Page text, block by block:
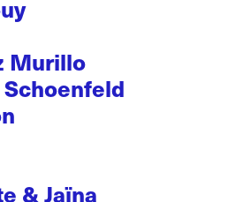
Murillo
& Jaïna